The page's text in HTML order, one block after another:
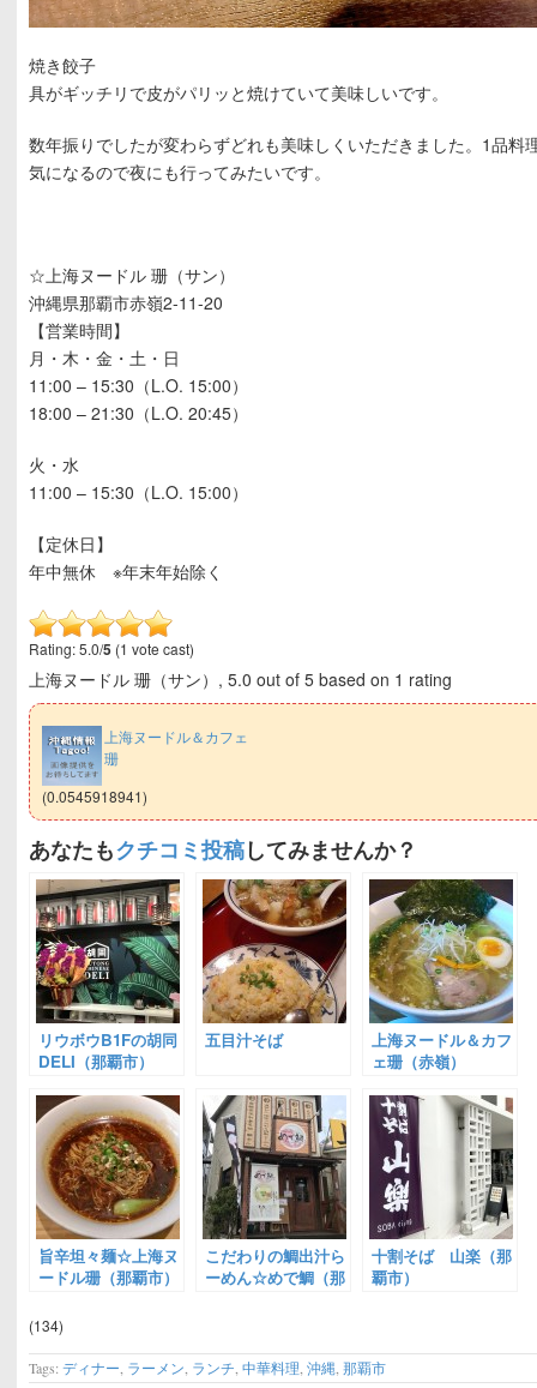
焼き餃子
具がギッチリで皮がパリッと焼けていて美味しいです。
数年振りでしたが変わらずどれも美味しくいただきました。1品料
気になるので夜にも行ってみたいです。
☆上海ヌードル 珊（サン）
沖縄県那覇市赤嶺2-11-20
【営業時間】
月・木・金・土・日
11:00 – 15:30（L.O. 15:00）
18:00 – 21:30（L.O. 20:45）
火・水
11:00 – 15:30（L.O. 15:00）
【定休日】
年中無休 ※年末年始除く
Rating: 5.0/5 (1 vote cast)
上海ヌードル 珊（サン） ,5.0 out of5 based on 1 rating
上海ヌードル＆カフェ
珊
(0.0545918941)
あなたもクチコミ投稿してみませんか？
リウボウB1Fの胡同
DELI（那覇市）
五目汁そば
上海ヌードル＆カフ
ェ珊（赤嶺）
旨辛坦々麺☆上海ヌ
ードル珊（那覇市）
こだわりの鯛出汁ら
ーめん☆めで鯛（那
十割そば 山楽（那
覇市）
(134)
Tags:ディナー, ラーメン, ランチ,中華料理,沖縄,那覇市